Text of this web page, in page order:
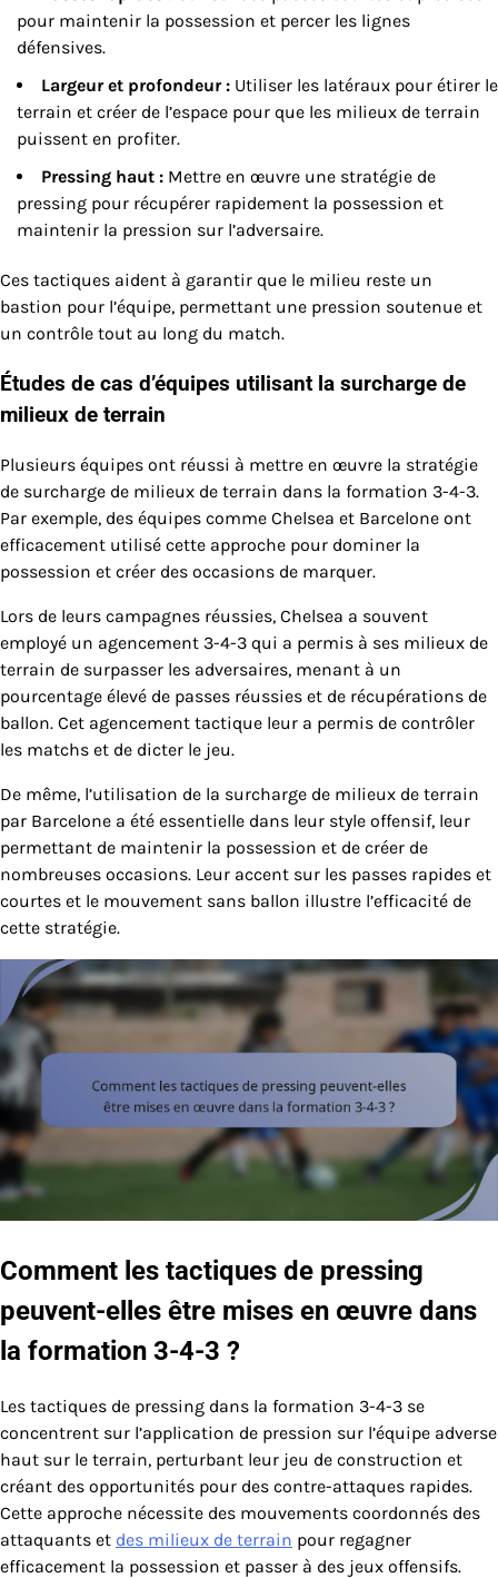
pour maintenir la possession et percer les lignes
défensives.
Largeur et profondeur : Utiliser les latéraux pour étirer le
terrain et créer de l’espace pour que les milieux de terrain
puissent en profiter.
Pressing haut : Mettre en œuvre une stratégie de
pressing pour récupérer rapidement la possession et
maintenir la pression sur l’adversaire.
Ces tactiques aident à garantir que le milieu reste un
bastion pour l’équipe, permettant une pression soutenue et
un contrôle tout au long du match.
Études de cas d’équipes utilisant la surcharge de
milieux de terrain
Plusieurs équipes ont réussi à mettre en œuvre la stratégie
de surcharge de milieux de terrain dans la formation 3-4-3.
Par exemple, des équipes comme Chelsea et Barcelone ont
efficacement utilisé cette approche pour dominer la
possession et créer des occasions de marquer.
Lors de leurs campagnes réussies, Chelsea a souvent
employé un agencement 3-4-3 qui a permis à ses milieux de
terrain de surpasser les adversaires, menant à un
pourcentage élevé de passes réussies et de récupérations de
ballon. Cet agencement tactique leur a permis de contrôler
les matchs et de dicter le jeu.
De même, l’utilisation de la surcharge de milieux de terrain
par Barcelone a été essentielle dans leur style offensif, leur
permettant de maintenir la possession et de créer de
nombreuses occasions. Leur accent sur les passes rapides et
courtes et le mouvement sans ballon illustre l’efficacité de
cette stratégie.
Comment les tactiques de pressing
peuvent-elles être mises en œuvre dans
la formation 3-4-3 ?
Les tactiques de pressing dans la formation 3-4-3 se
concentrent sur l’application de pression sur l’équipe adverse
haut sur le terrain, perturbant leur jeu de construction et
créant des opportunités pour des contre-attaques rapides.
Cette approche nécessite des mouvements coordonnés des
attaquants et des milieux de terrain pour regagner
efficacement la possession et passer à des jeux offensifs.